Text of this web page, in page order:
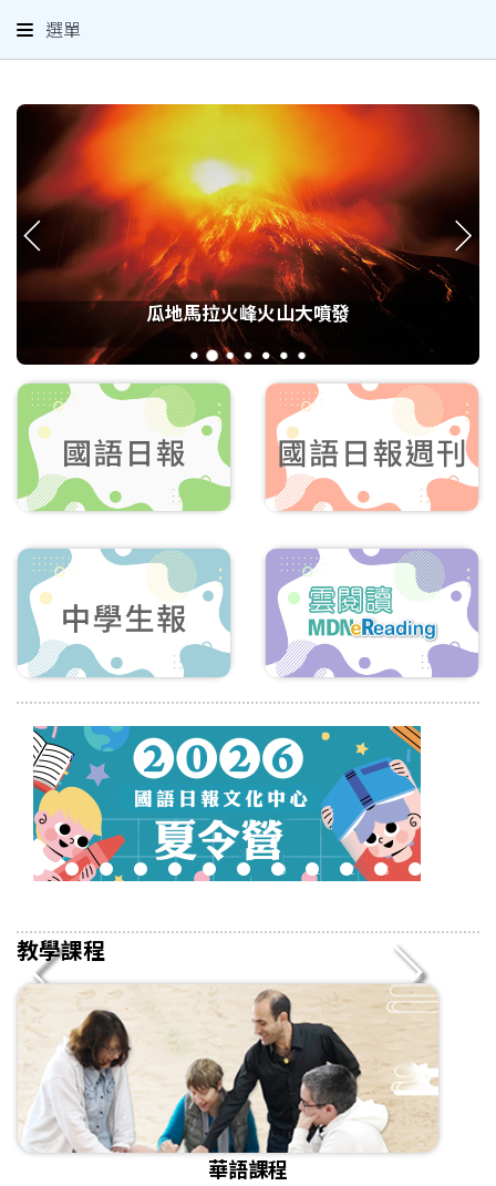
選單
瓜地馬拉火峰火山大噴發
1 3 4 5 6 7
4 5 6 7 8 9 10 11 12 13 14
教學課程
華語課程